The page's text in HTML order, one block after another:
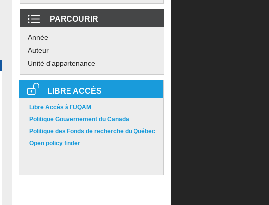
PARCOURIR
Année
Auteur
Unité d'appartenance
LIBRE ACCÈS
Libre Accès à l'UQAM
Politique Gouvernement du Canada
Politique des Fonds de recherche du Québec
Open policy finder